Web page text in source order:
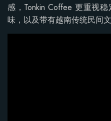
感，Tonkin Coffee 更重视
味，以及带有越南传统民间